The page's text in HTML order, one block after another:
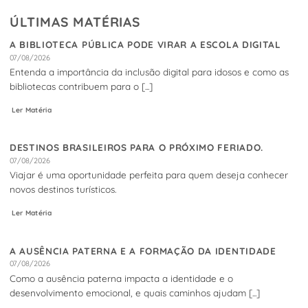
ÚLTIMAS MATÉRIAS
A BIBLIOTECA PÚBLICA PODE VIRAR A ESCOLA DIGITAL
07/08/2026
Entenda a importância da inclusão digital para idosos e como as
bibliotecas contribuem para o [...]
Ler Matéria
DESTINOS BRASILEIROS PARA O PRÓXIMO FERIADO.
07/08/2026
Viajar é uma oportunidade perfeita para quem deseja conhecer
novos destinos turísticos.
Ler Matéria
A AUSÊNCIA PATERNA E A FORMAÇÃO DA IDENTIDADE
07/08/2026
Como a ausência paterna impacta a identidade e o
desenvolvimento emocional, e quais caminhos ajudam [...]